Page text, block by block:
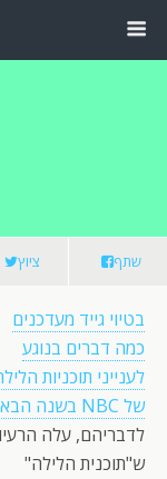
שתף ציוץ
בטיוי גייד מעדכנים
כמה דברים בנוגע
לענייני תוכניות
של NBC בשנה הבאה
לדבריהם, עלה
ש"תוכנית הלילה"